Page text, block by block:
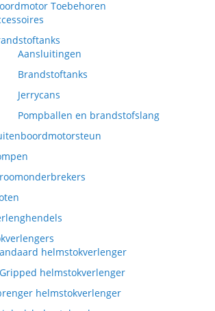
Toebehoren
Aansluitingen
Brandstoftanks
Jerrycans
Pompballen en brandstofslang
helmstokverlenger
helmstokverlenger
helmstokverlenger